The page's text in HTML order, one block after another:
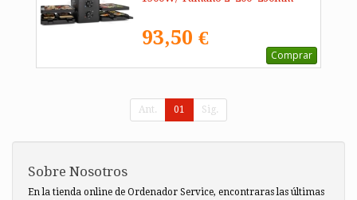
93,50 €
Comprar
Ant. 01 Sig.
Sobre Nosotros
En la tienda online de Ordenador Service, encontraras las últimas